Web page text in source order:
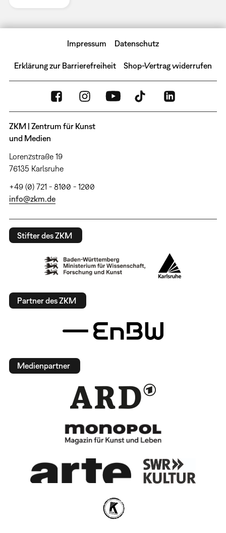
Impressum Datenschutz
Erklärung zur Barrierefreiheit Shop-Vertrag widerrufen
ZKM | Zentrum für Kunst
und Medien
Lorenzstraße 19
76135 Karlsruhe
+49 (0) 721 - 8100 - 1200
info@zkm.de
Stifter des ZKM
Partner des ZKM
Medienpartner